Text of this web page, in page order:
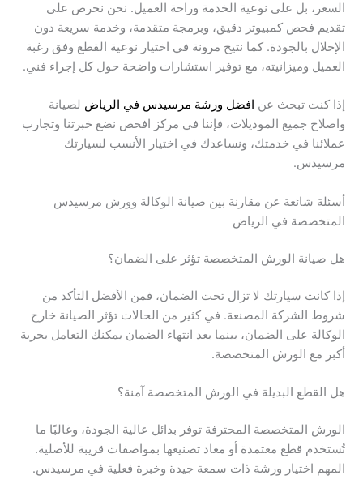
السعر، بل على نوعية الخدمة وراحة العميل. نحن نحرص على
تقديم فحص كمبيوتر دقيق، وبرمجة متقدمة، وخدمة سريعة دون
الإخلال بالجودة. كما نتيح مرونة في اختيار نوعية القطع وفق رغبة
العميل وميزانيته، مع توفير استشارات واضحة حول كل إجراء فني.
إذا كنت تبحث عن افضل ورشة مرسيدس في الرياض لصيانة
واصلاح جميع الموديلات، فإننا في مركز افحص نضع خبرتنا وتجارب
عملائنا في خدمتك، ونساعدك في اختيار الأنسب لسيارتك
مرسيدس.
أسئلة شائعة عن مقارنة بين صيانة الوكالة وورش مرسيدس
المتخصصة في الرياض
هل صيانة الورش المتخصصة تؤثر على الضمان؟
إذا كانت سيارتك لا تزال تحت الضمان، فمن الأفضل التأكد من
شروط الشركة المصنعة. في كثير من الحالات تؤثر الصيانة خارج
الوكالة على الضمان، بينما بعد انتهاء الضمان يمكنك التعامل بحرية
أكبر مع الورش المتخصصة.
هل القطع البديلة في الورش المتخصصة آمنة؟
الورش المتخصصة المحترفة توفر بدائل عالية الجودة، وغالبًا ما
تُستخدم قطع معتمدة أو معاد تصنيعها بمواصفات قريبة للأصلية.
المهم اختيار ورشة ذات سمعة جيدة وخبرة فعلية في مرسيدس.